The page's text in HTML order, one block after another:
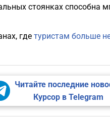
стоянках способна
где туристам больше
Читайте последние
Курсор в Telegram